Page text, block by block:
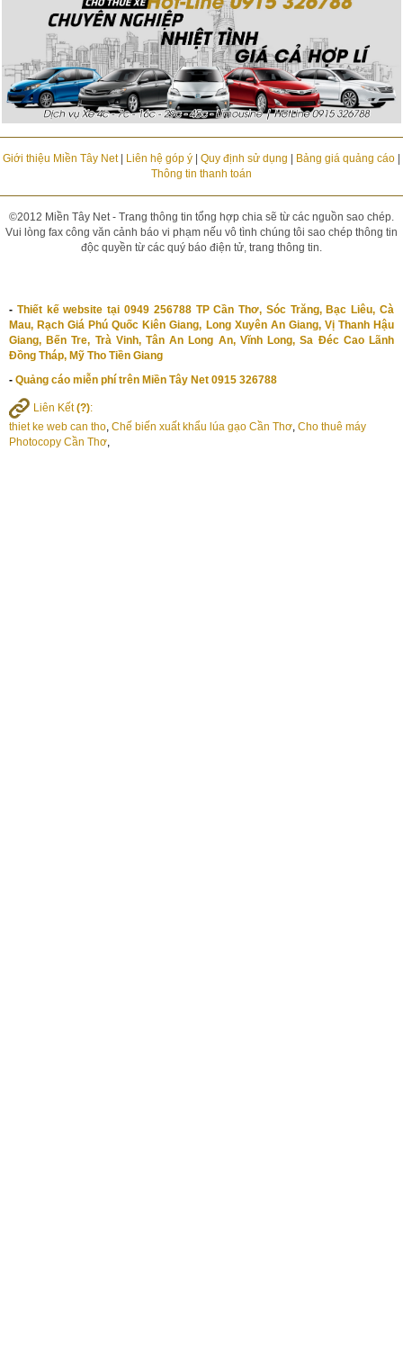
Giới thiệu Miền Tây Net| Liên hệ góp ý| Quy định sử dụng Bảng giá quảng cáo|
Thông tin thanh toán
©2012 Miền Tây Net - Trang thông tin tổng hợp chia sẽ từ các nguồn sao chép.
Vui lòng fax công văn cảnh báo vi phạm nếu vô tình chúng tôi sao chép thông tin
độc quyền từ các quý báo điện tử, trang thông tin.
- Thiết kế website tại 0949 256788 TP Cần Thơ, Sóc Trăng, Bạc Liêu, Cà
Mau, Rạch Giá Phú Quốc Kiên Giang, Long Xuyên An Giang, Vị Thanh Hậu
Giang, Bến Tre, Trà Vinh, Tân An Long An, Vĩnh Long, Sa Đéc Cao Lãnh
Đồng Tháp, Mỹ Tho Tiền Giang
- Quảng cáo miễn phí trên Miền Tây Net 0915 326788
Liên Kết(?):
thiet ke web can tho, Chế biến xuất khẩu lúa gạo Cần Thơ, Cho thuê máy
Photocopy Cần Thơ,